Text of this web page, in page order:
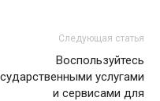
Следующая статья
Воспользуйтесь
услугами
и сервисами для